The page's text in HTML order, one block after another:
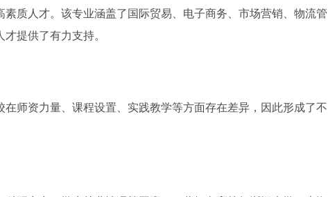
质人才。该专业涵盖了国际贸易、电子商务、市场营销、物流管
提供了有力支持。
师资力量、课程设置、实践教学等方面存在差异，因此形成了不